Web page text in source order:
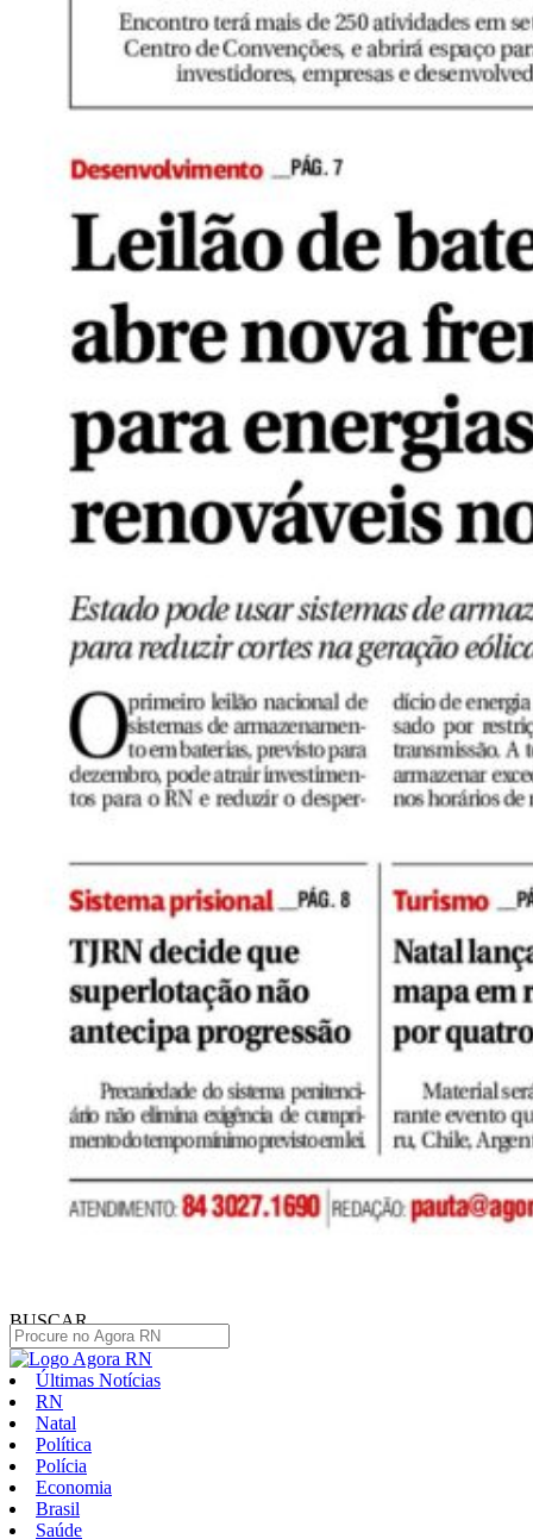
BUSCAR
Últimas Notícias
RN
Natal
Política
Polícia
Economia
Brasil
Saúde